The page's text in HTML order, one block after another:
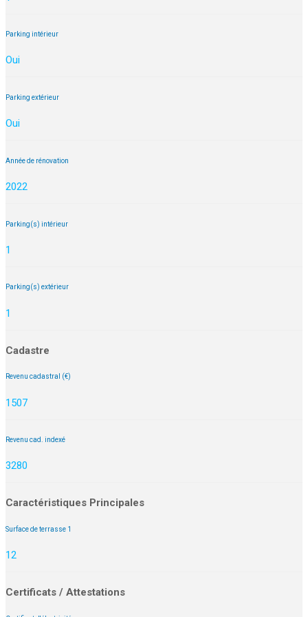
Parking intérieur
Oui
Parking extérieur
Oui
Année de rénovation
2022
Parking(s) intérieur
1
Parking(s) extérieur
1
Cadastre
Revenu cadastral (€)
1507
Revenu cad. indexé
3280
Caractéristiques Principales
Surface de terrasse 1
12
Certificats / Attestations